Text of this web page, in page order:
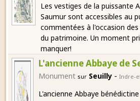
Les vestiges de la puissante
Saumur sont accessibles au
commentées à l'occasion
du patrimoine. Un moment
manquer!
L'ancienne Abbaye de
Monument sur Seuilly - Indre-
L'ancienne Abbaye